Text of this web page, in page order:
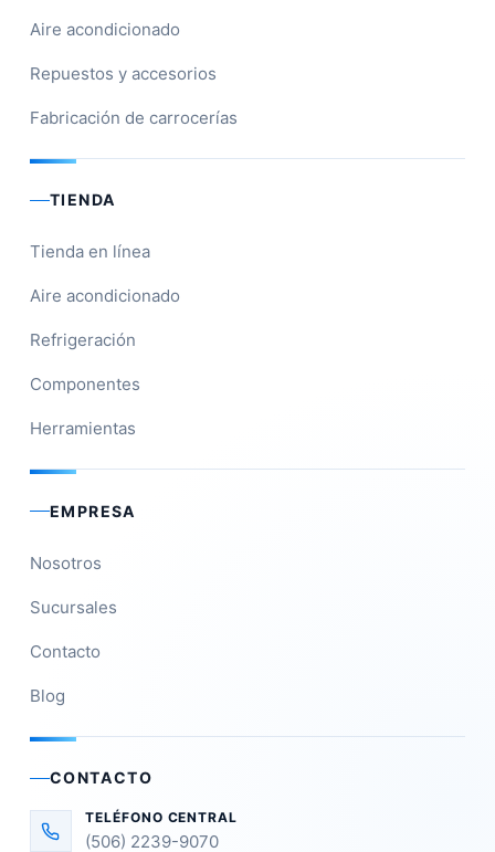
Aire acondicionado
Repuestos y accesorios
Fabricación de carrocerías
TIENDA
Tienda en línea
Aire acondicionado
Refrigeración
Componentes
Herramientas
EMPRESA
Nosotros
Sucursales
Contacto
Blog
CONTACTO
TELÉFONO CENTRAL
(506) 2239-9070